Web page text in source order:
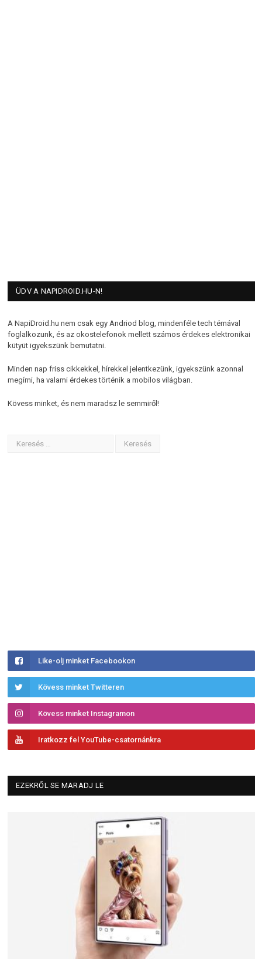
ÜDV A NAPIDROID.HU-N!
A NapiDroid.hu nem csak egy Andriod blog, mindenféle tech témával
foglalkozunk, és az okostelefonok mellett számos érdekes elektronikai
kütyüt igyekszünk bemutatni.
Minden nap friss cikkekkel, hírekkel jelentkezünk, igyekszünk azonnal
megírni, ha valami érdekes történik a mobilos világban.
Kövess minket, és nem maradsz le semmiről!
Like-olj minket Facebookon
Kövess minket Twitteren
Kövess minket Instagramon
Iratkozz fel YouTube-csatornánkra
EZEKRŐL SE MARADJ LE